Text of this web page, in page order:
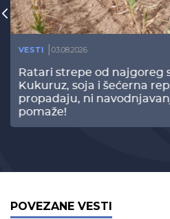
VESTI 03.08.2026
Ratari strepe od najgoreg
Kukuruz, soja i šećerna
propadaju, ni
pomaže!
POVEZANE VESTI